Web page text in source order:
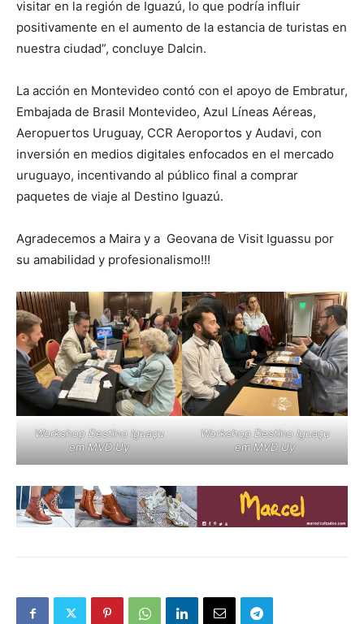
visitar en la región de Iguazú, lo que podría influir
positivamente en el aumento de la estancia de turistas en
nuestra ciudad”, concluye Dalcin.
La acción en Montevideo contó con el apoyo de Embratur,
Embajada de Brasil Montevideo, Azul Líneas Aéreas,
Aeropuertos Uruguay, CCR Aeroportos y Audavi, con
inversión en medios digitales enfocados en el mercado
uruguayo, incentivando al público final a comprar
paquetes de viaje al Destino Iguazú.
Agradecemos a Maira y a Geovana de Visit Iguassu por
su amabilidad y profesionalismo!!!
Workshop Destino Iguaçu
em MVD Uy
Workshop Destino Iguaçu
em MVD Uy